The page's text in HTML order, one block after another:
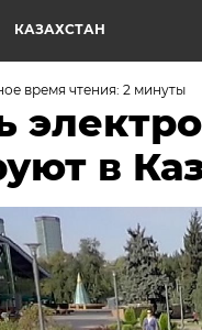
КАЗАХСТАН
время чтения: 2 минуты
в